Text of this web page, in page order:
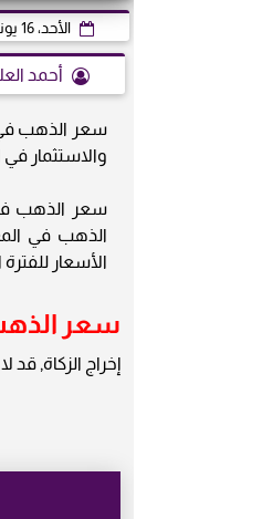
الأحد، 16 يونيو 2024
أحمد
سعر الذهب في
والاستثمار في
الأسعار
سعر الذهب اليوم
إخراج الزكاة, قد